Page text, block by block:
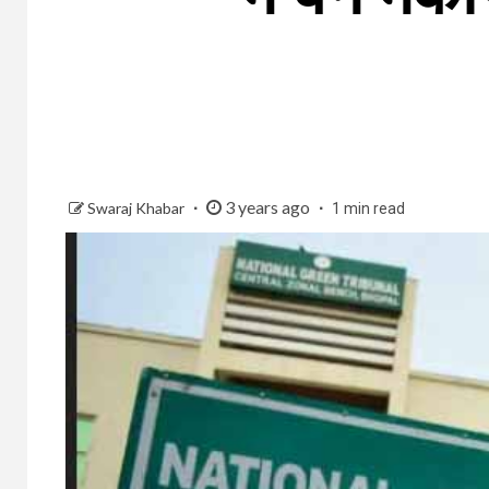
Swaraj Khabar 3 years ago 1 min read